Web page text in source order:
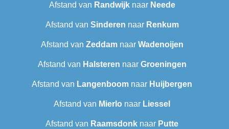
Afstand van Randwijknaar Neede
Afstand van Sinderen naar Renkum
Afstand van Zeddamnaar Wadenoijen
Afstand van Halsteren naar Groeningen
Afstand van Langenboom naar Huijbergen
Afstand van Mierlo naar Liessel
Afstand van Raamsdonk naar Putte